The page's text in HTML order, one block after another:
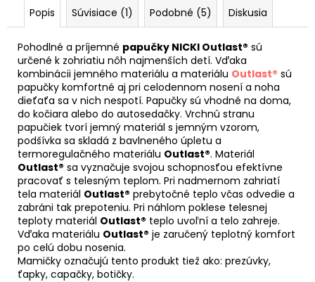
Popis Súvisiace (1) Podobné (5) Diskusia
Pohodlné a príjemné papučky NICKI Outlast® sú
určené k zohriatiu nôh najmenších detí. Vďaka
kombinácii jemného materiálu a materiálu Outlast® sú
papučky komfortné aj pri celodennom nosení a noha
dieťaťa sa v nich nespotí. Papučky sú vhodné na doma,
do kočiara alebo do autosedačky. Vrchnú stranu
papučiek tvorí jemný materiál s jemným vzorom,
podšívka sa skladá z bavlneného úpletu a
termoregulačného materiálu Outlast®. Materiál
Outlast® sa vyznačuje svojou schopnosťou efektívne
pracovať s telesným teplom. Pri nadmernom zahriatí
tela materiál Outlast® prebytočné teplo včas odvedie a
zabráni tak prepoteniu. Pri náhlom poklese telesnej
teploty materiál Outlast® teplo uvoľní a telo zahreje.
Vďaka materiálu Outlast® je zaručený teplotný komfort
po celú dobu nosenia.
Mamičky označujú tento produkt tiež ako: prezúvky,
ťapky, capačky, botičky.